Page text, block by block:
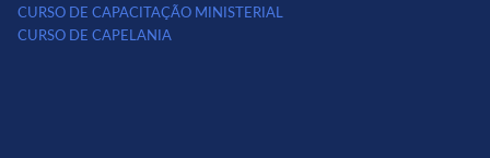
CURSO DE CAPACITAÇÃO MINISTERIAL
CURSO DE CAPELANIA